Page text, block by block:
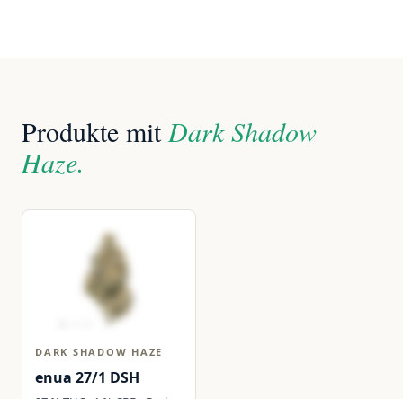
Produkte mitDark Shadow
Haze.
DARK SHADOW HAZE
enua 27/1 DSH